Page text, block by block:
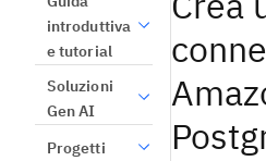
introduttiva
e tutorial
Soluzioni
Gen AI
Progetti